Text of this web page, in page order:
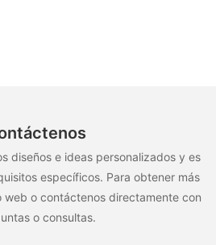
diseños e ideas personalizados y es
específicos. Para obtener más
web o contáctenos directamente con
o consultas.